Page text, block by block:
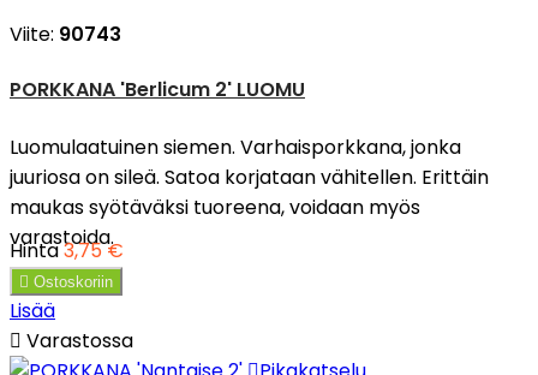
Viite: 90743
PORKKANA 'Berlicum 2' LUOMU
Luomulaatuinen siemen. Varhaisporkkana, jonka
juuriosa on sileä. Satoa korjataan vähitellen. Erittäin
maukas syötäväksi tuoreena, voidaan myös
varastoida.
Hinta3,75 €
 Ostoskoriin
Lisää
 Varastossa